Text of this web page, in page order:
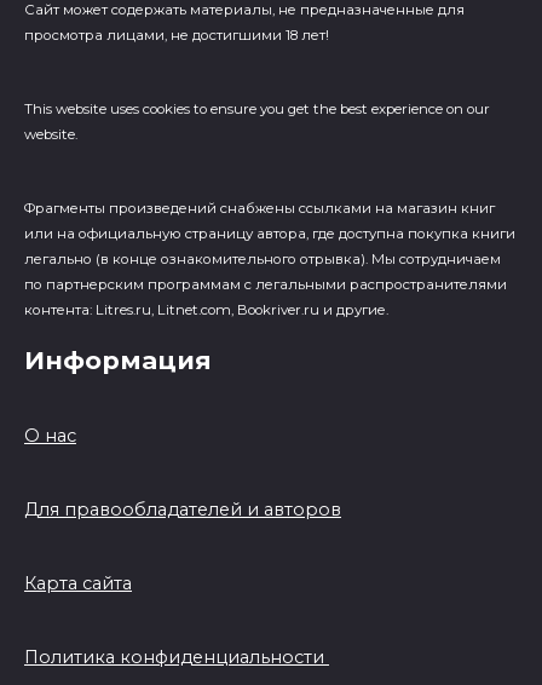
Сайт может содержать материалы, не предназначенные для
просмотра лицами, не достигшими 18 лет!
This website uses cookies to ensure you get the best experience on our
website.
Фрагменты произведений cнабжены ссылками на магазин книг
или на официальную страницу автора, где доступна покупка книги
легально (в конце ознакомительного отрывка). Мы сотрудничаем
по партнерским программам с легальными распространителями
контента: Litres.ru, Litnet.com, Bookriver.ru и другие.
Информация
О нас
Для правообладателей и авторов
Карта сайта
Политика конфиденциальности